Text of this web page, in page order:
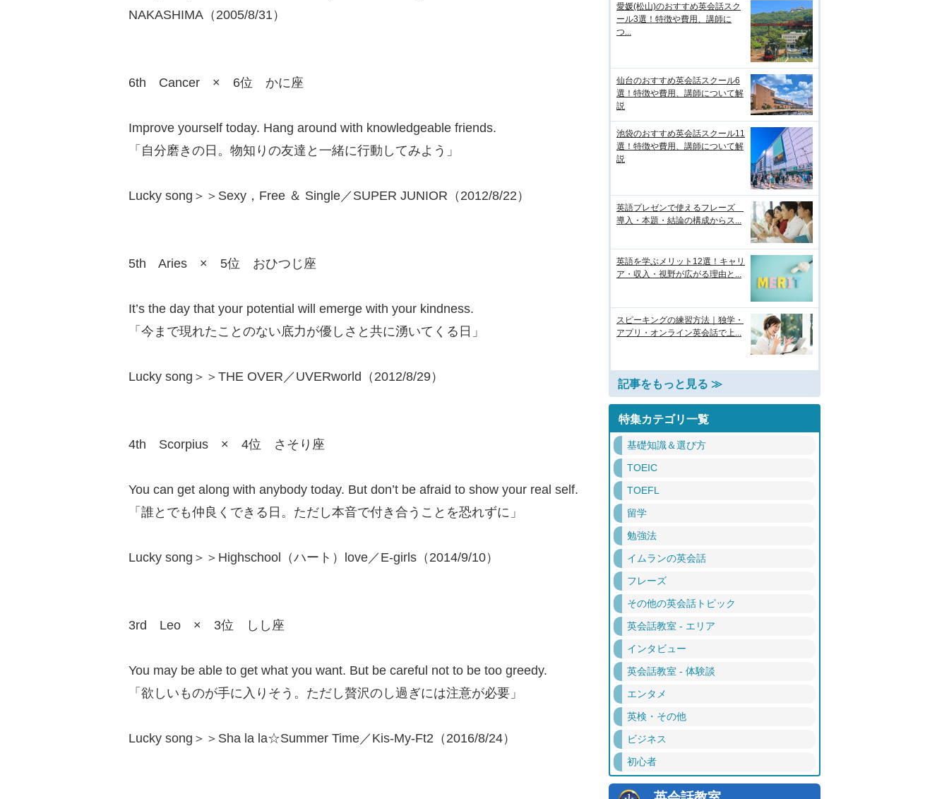
NAKASHIMA（2005/8/31）
6th Cancer × 6位 かに座
Improve yourself today. Hang around with knowledgeable friends.
「自分磨きの日。物知りの友達と一緒に行動してみよう」
Lucky song＞＞Sexy，Free ＆ Single／SUPER JUNIOR（2012/8/22）
5th Aries × 5位 おひつじ座
It’s the day that your potential will emerge with your kindness.
「今まで現れたことのない底力が優しさと共に湧いてくる日」
Lucky song＞＞THE OVER／UVERworld（2012/8/29）
4th Scorpius × 4位 さそり座
You can get along with anybody today. But don’t be afraid to show your real self.
「誰とでも仲良くできる日。ただし本音で付き合うことを恐れずに」
Lucky song＞＞Highschool（ハート）love／E-girls（2014/9/10）
3rd Leo × 3位 しし座
You may be able to get what you want. But be careful not to be too greedy.
「欲しいものが手に入りそう。ただし贅沢のし過ぎには注意が必要」
Lucky song＞＞Sha la la☆Summer Time／Kis-My-Ft2（2016/8/24）
愛媛(松山)のおすすめ英会話スク
ール3選！特徴や費用、講師に
つ...
仙台のおすすめ英会話スクール6
選！特徴や費用、講師について解
説
池袋のおすすめ英会話スクール11
選！特徴や費用、講師について解
説
英語プレゼンで使えるフレーズ
導入・本題・結論の構成からス...
英語を学ぶメリット12選！キャリ
ア・収入・視野が広がる理由と...
スピーキングの練習方法｜独学・
アプリ・オンライン英会話で上...
記事をもっと見る ≫
特集カテゴリ一覧
基礎知識＆選び方
TOEIC
TOEFL
留学
勉強法
イムランの英会話
フレーズ
その他の英会話トピック
英会話教室 - エリア
インタビュー
英会話教室 - 体験談
エンタメ
英検・その他
ビジネス
初心者